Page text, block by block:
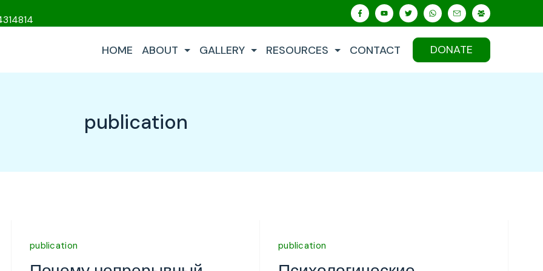
HOME ABOUT GALLERY RESOURCES CONTACT DONATE
publication
publication publication